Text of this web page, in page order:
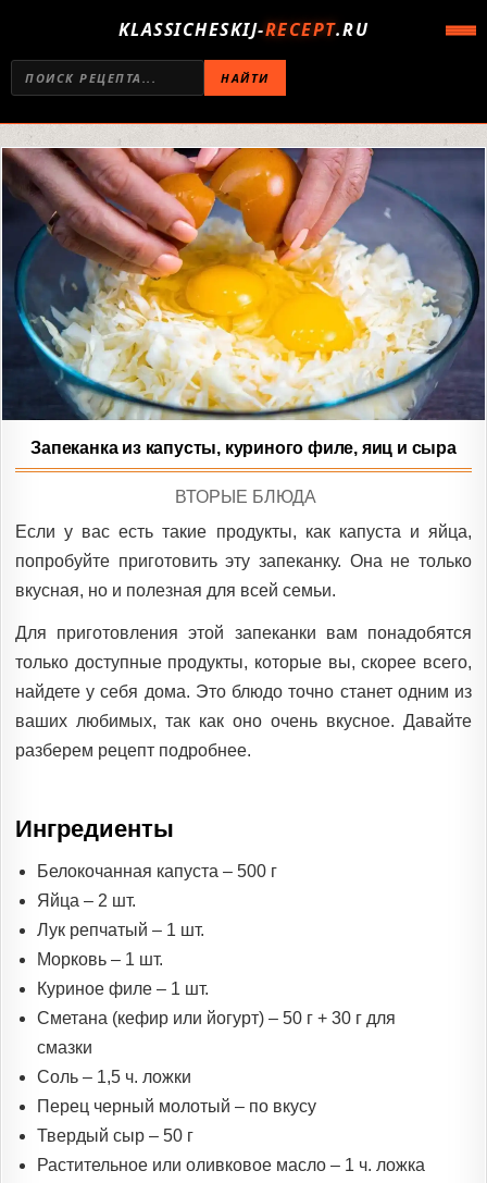
KLASSICHESKIJ-RECEPT.RU
НАЙТИ
Запеканка из капусты, куриного филе, яиц и сыра
POSTED
ВТОРЫЕ БЛЮДА
Если у вас есть такие продукты, как капуста и яйца,
попробуйте приготовить эту запеканку. Она не только
вкусная, но и полезная для всей семьи.
Для приготовления этой запеканки вам понадобятся
только доступные продукты, которые вы, скорее всего,
найдете у себя дома. Это блюдо точно станет одним из
ваших любимых, так как оно очень вкусное. Давайте
разберем рецепт подробнее.
Ингредиенты
Белокочанная капуста – 500 г
Яйца – 2 шт.
Лук репчатый – 1 шт.
Морковь – 1 шт.
Куриное филе – 1 шт.
Сметана (кефир или йогурт) – 50 г + 30 г для
смазки
Соль – 1,5 ч. ложки
Перец черный молотый – по вкусу
Твердый сыр – 50 г
Растительное или оливковое масло – 1 ч. ложка